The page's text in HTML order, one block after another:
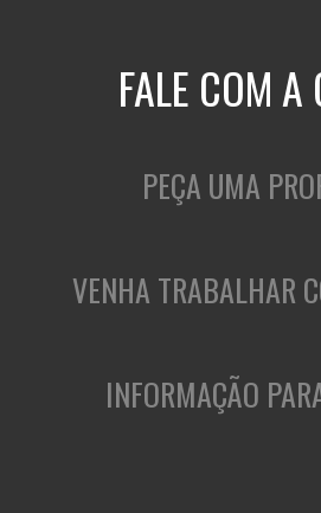
FALE COM A
PEÇA UMA
VENHA TRABALHAR
INFORMAÇÃO